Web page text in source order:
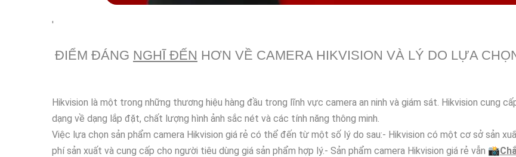
'
ĐIỂM ĐÁNG NGHĨ ĐẾN HƠN VỀ CAMERA HIKVISION VÀ LÝ DO LỰA
Hikvision là một trong những thương hiệu hàng đầu trong lĩnh vực camera an ninh và giám sát. Hikvision cung
dạng về dạng lắp đặt, chất lượng hình ảnh sắc nét và các tính năng thông minh.
Việc lựa chọn sản phẩm camera Hikvision giá rẻ có thể đến từ một số lý do sau:- Hikvision có một cơ sở sản
phí sản xuất và cung cấp cho người tiêu dùng giá sản phẩm hợp lý.- Sản phẩm camera Hikvision giá rẻ vẫn 📸